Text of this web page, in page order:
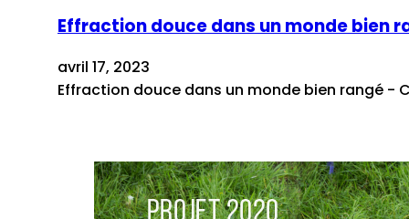
Effraction douce dans un monde bien
avril 17, 2023
Effraction douce dans un monde bien